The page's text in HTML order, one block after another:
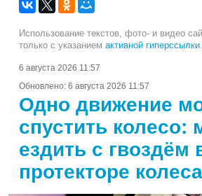
Использование текстов, фото- и видео
только с указанием активной гиперссылки.
6 августа 2026 11:57
Обновлено: 6 августа 2026 11:57
Одно движение
спустить колесо:
ездить с гвоздём
протекторе колеса